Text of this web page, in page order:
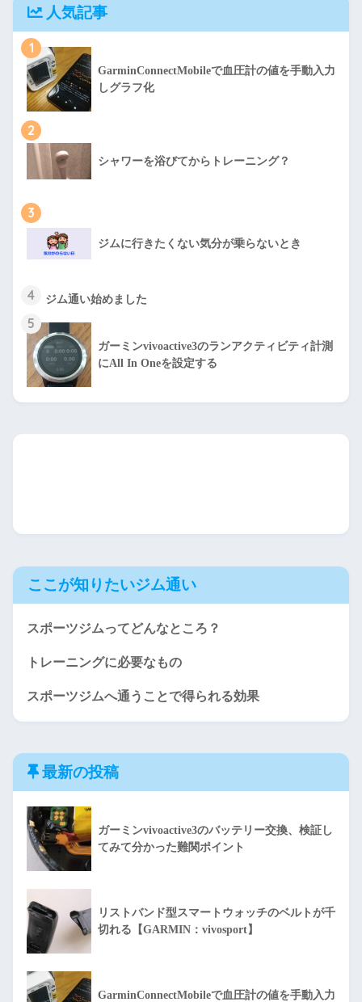
人気記事
1
GarminConnectMobileで血圧計の値を手動入力
しグラフ化
2
シャワーを浴びてからトレーニング？
3
ジムに行きたくない気分が乗らないとき
4 ジム通い始めました
5
ガーミンvivoactive3のランアクティビティ計測
にAll In Oneを設定する
ここが知りたいジム通い
スポーツジムってどんなところ？
トレーニングに必要なもの
スポーツジムへ通うことで得られる効果
最新の投稿
ガーミンvivoactive3のバッテリー交換、検証し
てみて分かった難関ポイント
リストバンド型スマートウォッチのベルトが千
切れる【GARMIN：vivosport】
GarminConnectMobileで血圧計の値を手動入力